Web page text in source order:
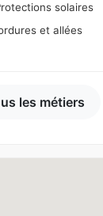
solaires
et allées
les métiers